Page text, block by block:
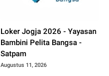
Loker Jogja 2026 - Yayasan
Bambini Pelita Bangsa -
Satpam
Augustus 11, 2026